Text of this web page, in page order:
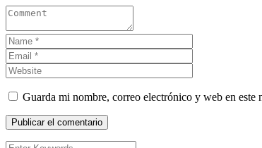
Guarda mi nombre, correo electrónico y web en este